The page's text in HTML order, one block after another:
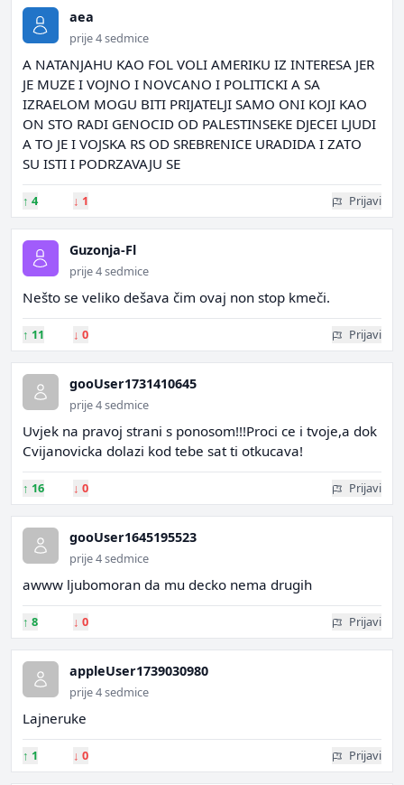
aea
prije 4 sedmice
A NATANJAHU KAO FOL VOLI AMERIKU IZ INTERESA JER
JE MUZE I VOJNO I NOVCANO I POLITICKI A SA
IZRAELOM MOGU BITI PRIJATELJI SAMO ONI KOJI KAO
ON STO RADI GENOCID OD PALESTINSEKE DJECEI LJUDI
A TO JE I VOJSKA RS OD SREBRENICE URADIDA I ZATO
SU ISTI I PODRZAVAJU SE
↑ 4 ↓ 1 Prijavi
Guzonja-Fl
prije 4 sedmice
Nešto se veliko dešava čim ovaj non stop kmeči.
↑ 11 ↓ 0 Prijavi
gooUser1731410645
prije 4 sedmice
Uvjek na pravoj strani s ponosom!!!Proci ce i tvoje,a dok
Cvijanovicka dolazi kod tebe sat ti otkucava!
↑ 16 ↓ 0 Prijavi
gooUser1645195523
prije 4 sedmice
awww ljubomoran da mu decko nema drugih
↑ 8 ↓ 0 Prijavi
appleUser1739030980
prije 4 sedmice
Lajneruke
↑ 1 ↓ 0 Prijavi